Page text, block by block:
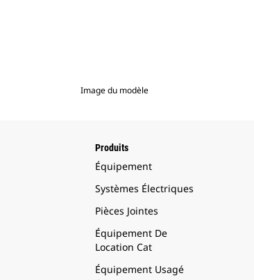
Image du modèle
Produits
Équipement
Systèmes Électriques
Pièces Jointes
Équipement De
Location Cat
Équipement Usagé